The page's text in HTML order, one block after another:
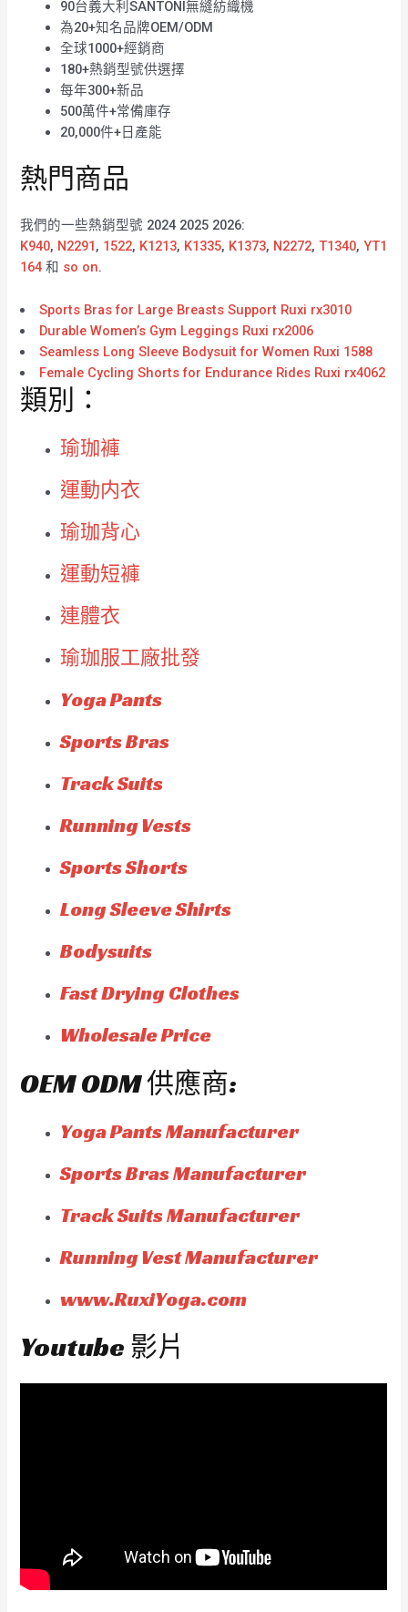
90台義大利SANTONI無縫紡織機
為20+知名品牌OEM/ODM
全球1000+經銷商
180+熱銷型號供選擇
每年300+新品
500萬件+常備庫存
20,000件+日產能
熱門商品
我們的一些熱銷型號 2024 2025 2026:
K940, N2291 , 1522, K1213, K1335, K1373, N2272,T1340,YT1
164 和 so on.
Sports Bras for Large Breasts Support Ruxi rx3010
Durable Women’s Gym Leggings Ruxi rx2006
Seamless Long Sleeve Bodysuit for Women Ruxi 1588
Female Cycling Shorts for Endurance Rides Ruxi rx4062
類別：
瑜珈褲
運動内衣
瑜珈背心
運動短褲
連體衣
瑜珈服工廠批發
Yoga Pants
Sports Bras
Track Suits
Running Vests
Sports Shorts
Long Sleeve Shirts
Bodysuits
Fast Drying Clothes
Wholesale Price
OEM ODM 供應商:
Yoga Pants Manufacturer
Sports Bras Manufacturer
Track Suits Manufacturer
Running Vest Manufacturer
www.RuxiYoga.com
Youtube 影片